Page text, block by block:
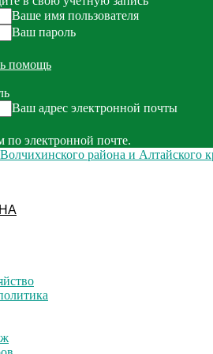
Ваше имя пользователя
Ваш пароль
помощь
Ваш адрес электронной почты
по электронной почте.
района и Алтайского